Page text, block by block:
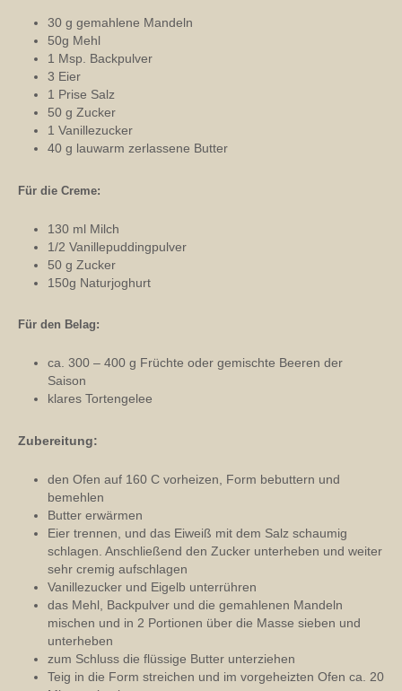
30 g gemahlene Mandeln
50g Mehl
1 Msp. Backpulver
3 Eier
1 Prise Salz
50 g Zucker
1 Vanillezucker
40 g lauwarm zerlassene Butter
Für die Creme:
130 ml Milch
1/2 Vanillepuddingpulver
50 g Zucker
150g Naturjoghurt
Für den Belag:
ca. 300 – 400 g Früchte oder gemischte Beeren der
Saison
klares Tortengelee
Zubereitung:
den Ofen auf 160 C vorheizen, Form bebuttern und
bemehlen
Butter erwärmen
Eier trennen, und das Eiweiß mit dem Salz schaumig
schlagen. Anschließend den Zucker unterheben und weiter
sehr cremig aufschlagen
Vanillezucker und Eigelb unterrühren
das Mehl, Backpulver und die gemahlenen Mandeln
mischen und in 2 Portionen über die Masse sieben und
unterheben
zum Schluss die flüssige Butter unterziehen
Teig in die Form streichen und im vorgeheizten Ofen ca. 20